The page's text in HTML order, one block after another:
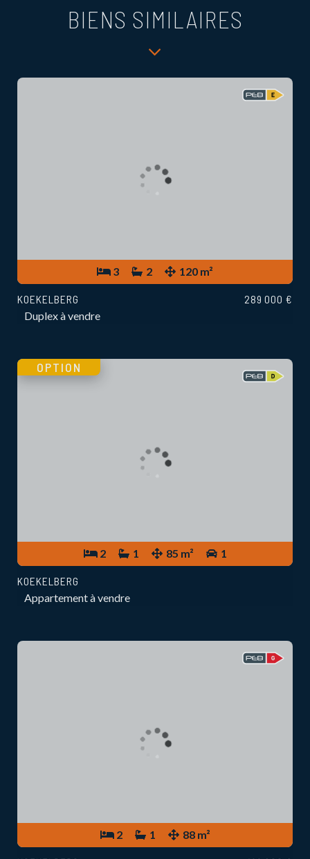
BIENS SIMILAIRES
3 2 120 m²
KOEKELBERG
Duplex à vendre
289 000 €
2 1 85 m² 1
OPTION
KOEKELBERG
Appartement à vendre
2 1 88 m²